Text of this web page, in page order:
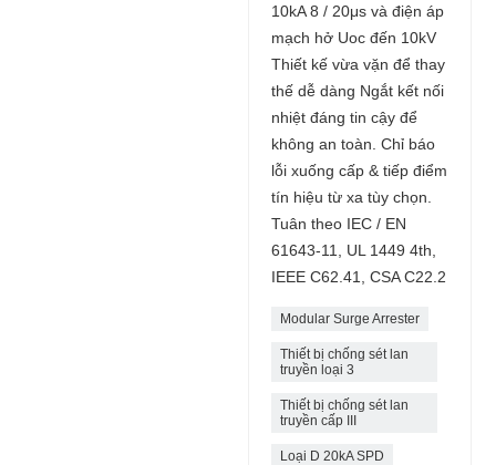
10kA 8 / 20μs và điện áp
mạch hở Uoc đến 10kV
Thiết kế vừa vặn để thay
thế dễ dàng Ngắt kết nối
nhiệt đáng tin cậy để
không an toàn. Chỉ báo
lỗi xuống cấp & tiếp điểm
tín hiệu từ xa tùy chọn.
Tuân theo IEC / EN
61643-11, UL 1449 4th,
IEEE C62.41, CSA C22.2
Modular Surge Arrester
Thiết bị chống sét lan
truyền loại 3
Thiết bị chống sét lan
truyền cấp III
Loại D 20kA SPD